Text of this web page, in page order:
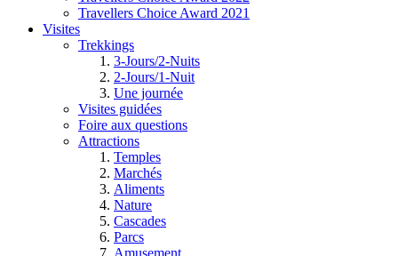
Travellers Choice Award 2021
Visites
Trekkings
3-Jours/2-Nuits
2-Jours/1-Nuit
Une journée
Visites guidées
Foire aux questions
Attractions
Temples
Marchés
Aliments
Nature
Cascades
Parcs
Amusement